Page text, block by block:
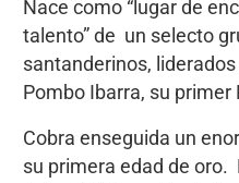
Nace como “lugar de
talento” de un selecto
santanderinos,
Pombo Ibarra, su primer
Cobra enseguida un
su primera edad de oro.